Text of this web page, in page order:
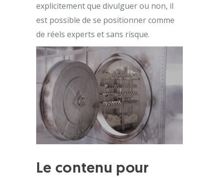
explicitement que divulguer ou non, il
est possible de se positionner comme
de réels experts et sans risque.
Le contenu pour